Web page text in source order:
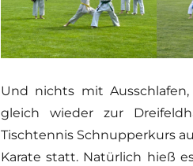
Und nichts mit
gleich wieder zur
Tischtennis Schnupperkurs
Karate statt. Natürlich hieß